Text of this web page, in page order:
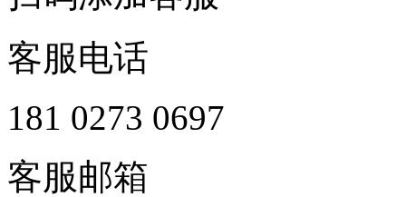
客服电话
181 0273 0697
客服邮箱